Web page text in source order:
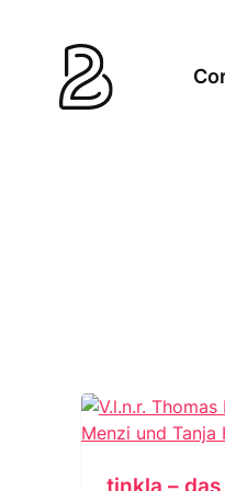
tinkla –